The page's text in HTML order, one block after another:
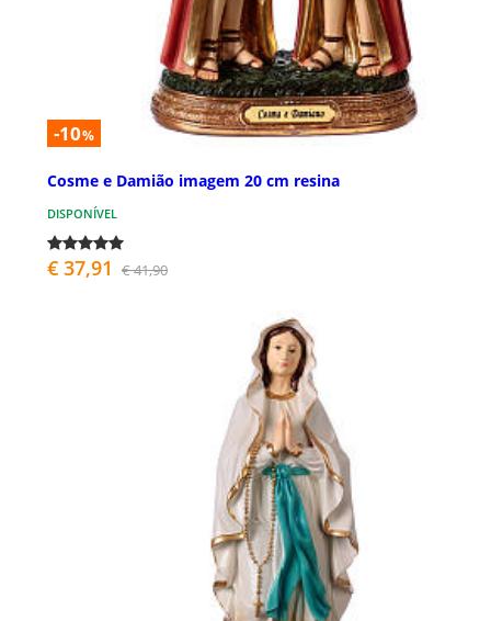
-10%
Cosme e Damião imagem 20 cm resina
DISPONÍVEL
€ 37,91 € 41,90